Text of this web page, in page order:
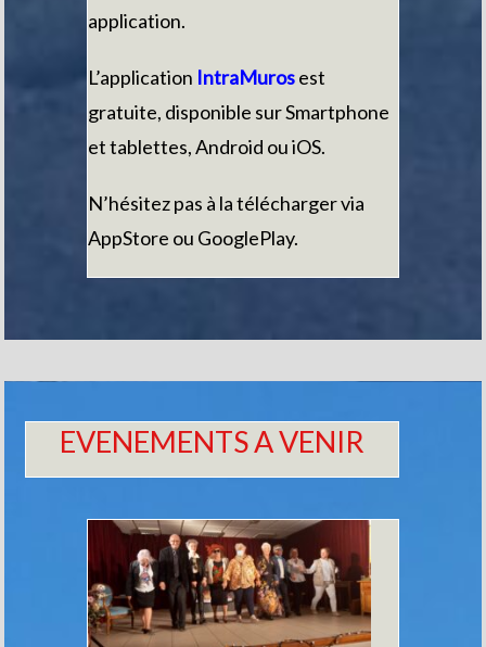
application.
L’application IntraMurosest
gratuite, disponible sur Smartphone
et tablettes, Android ou iOS.
N’hésitez pas à la télécharger via
AppStore ou GooglePlay.
EVENEMENTS A VENIR